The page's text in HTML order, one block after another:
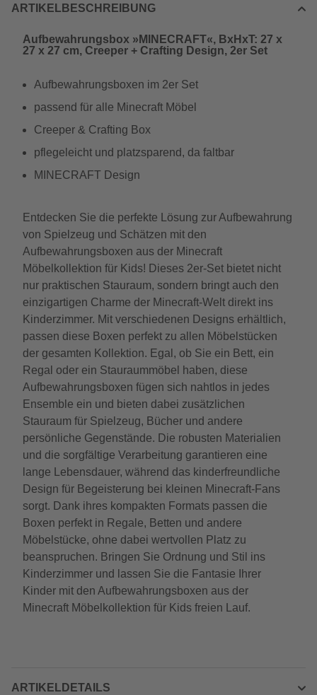
ARTIKELBESCHREIBUNG
Aufbewahrungsbox »MINECRAFT«, BxHxT: 27 x
27 x 27 cm, Creeper + Crafting Design, 2er Set
Aufbewahrungsboxen im 2er Set
passend für alle Minecraft Möbel
Creeper & Crafting Box
pflegeleicht und platzsparend, da faltbar
MINECRAFT Design
Entdecken Sie die perfekte Lösung zur Aufbewahrung
von Spielzeug und Schätzen mit den
Aufbewahrungsboxen aus der Minecraft
Möbelkollektion für Kids! Dieses 2er-Set bietet nicht
nur praktischen Stauraum, sondern bringt auch den
einzigartigen Charme der Minecraft-Welt direkt ins
Kinderzimmer. Mit verschiedenen Designs erhältlich,
passen diese Boxen perfekt zu allen Möbelstücken
der gesamten Kollektion. Egal, ob Sie ein Bett, ein
Regal oder ein Stauraummöbel haben, diese
Aufbewahrungsboxen fügen sich nahtlos in jedes
Ensemble ein und bieten dabei zusätzlichen
Stauraum für Spielzeug, Bücher und andere
persönliche Gegenstände. Die robusten Materialien
und die sorgfältige Verarbeitung garantieren eine
lange Lebensdauer, während das kinderfreundliche
Design für Begeisterung bei kleinen Minecraft-Fans
sorgt. Dank ihres kompakten Formats passen die
Boxen perfekt in Regale, Betten und andere
Möbelstücke, ohne dabei wertvollen Platz zu
beanspruchen. Bringen Sie Ordnung und Stil ins
Kinderzimmer und lassen Sie die Fantasie Ihrer
Kinder mit den Aufbewahrungsboxen aus der
Minecraft Möbelkollektion für Kids freien Lauf.
ARTIKELDETAILS